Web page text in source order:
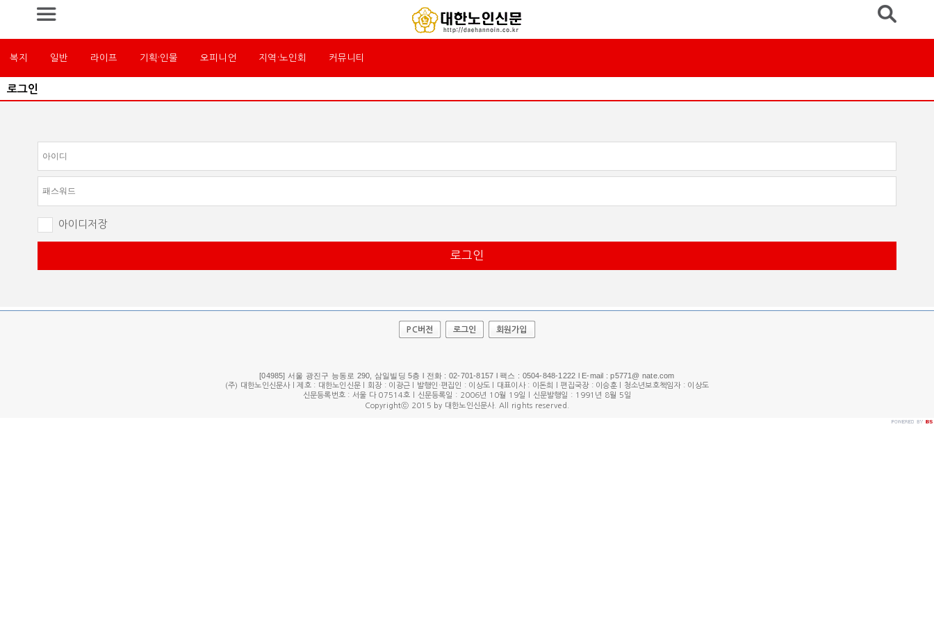
복지 일반 라이프 기획·인물 오피니언 지역·노인회 커뮤니티
로그인
아이디저장
로그인
PC버전 로그인 회원가입
[04985] 서울 광진구 능동로 290, 삼일빌딩 5층 l 전화 : 02-701-8157 l 팩스 : 0504-848-1222 l E-mail : p5771@ nate.com
(주) 대한노인신문사 l 제호 : 대한노인신문 l 회장 : 이광근 l 발행인·편집인 : 이상도 l 대표이사 : 이돈희 l 편집국장 : 이승훈 l 청소년보호책임자 : 이상도
신문등록번호 : 서울 다 07514호 l 신문등록일 : 2006년 10월 19일 l 신문발행일 : 1991년 8월 5일
Copyrightⓒ 2015 by 대한노인신문사. All rights reserved.